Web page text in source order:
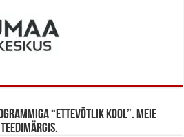
“Ettevõtlik Kool”. Meie